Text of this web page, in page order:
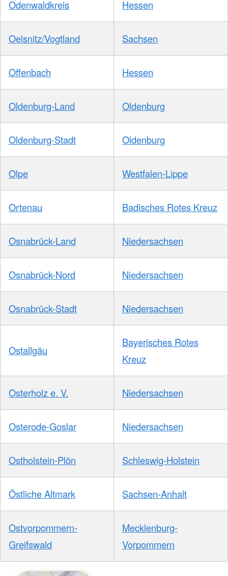
Odenwaldkreis Hessen
Oelsnitz/Vogtland Sachsen
Offenbach Hessen
Oldenburg-Land Oldenburg
Oldenburg-Stadt Oldenburg
Olpe Westfalen-Lippe
Ortenau Badisches Rotes Kreuz
Osnabrück-Land Niedersachsen
Osnabrück-Nord Niedersachsen
Osnabrück-Stadt Niedersachsen
Ostallgäu
Bayerisches Rotes
Kreuz
Osterholz e. V. Niedersachsen
Osterode-Goslar Niedersachsen
Ostholstein-Plön Schleswig-Holstein
Östliche Altmark Sachsen-Anhalt
Ostvorpommern-
Greifswald
Mecklenburg-
Vorpommern